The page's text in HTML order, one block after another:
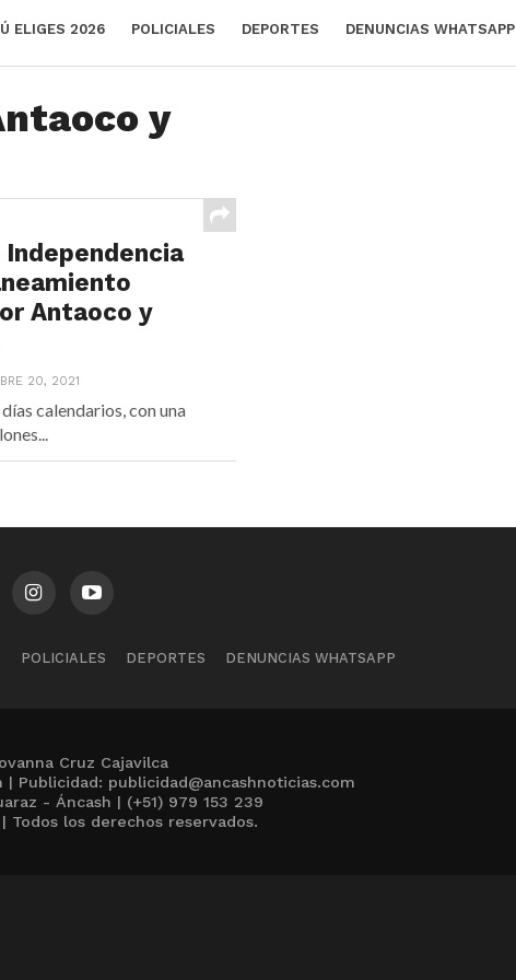
ELIGES 2026 POLICIALES DEPORTES DENUNCIAS WHATSAPP
y
Antaoco y
20, 2021
calendarios, con una
POLICIALES DEPORTES DENUNCIAS WHATSAPP
Cruz Cajavilca
| Publicidad: publicidad@ancashnoticias.com
- Áncash | (+51) 979 153 239
los derechos reservados.